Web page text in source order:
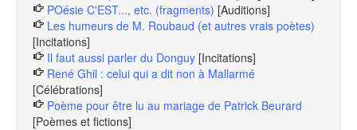
POésie C'EST..., etc. (fragments) [Auditions]
Les humeurs de M. Roubaud (et autres vrais poètes)
[Incitations]
Il faut aussi parler du Donguy [Incitations]
René Ghil : celui qui a dit non à Mallarmé
[Célébrations]
Poème pour être lu au mariage de Patrick Beurard
[Poèmes et fictions]